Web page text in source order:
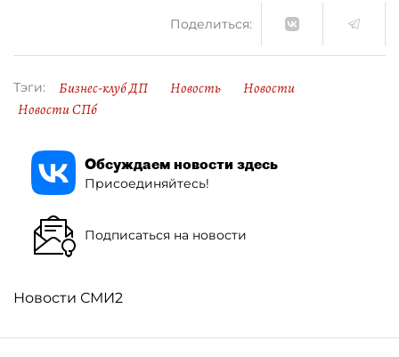
Поделиться:
Тэги: Бизнес-клуб ДП Новость
Новости
Новости СПб
Обсуждаем новости здесь
Присоединяйтесь!
Подписаться на новости
Новости СМИ2